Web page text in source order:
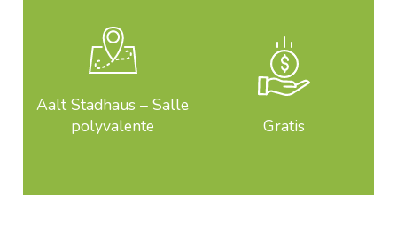
Aalt Stadhaus – Salle
polyvalente
Gratis